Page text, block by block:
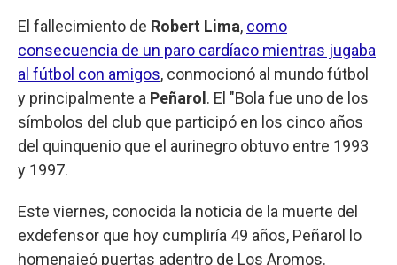
El fallecimiento de Robert Lima, como
consecuencia de un paro cardíaco mientras jugaba
al fútbol con amigos, conmocionó al mundo fútbol
y principalmente a Peñarol . El "Bola fue uno de los
símbolos del club que participó en los cinco años
del quinquenio que el aurinegro obtuvo entre 1993
y 1997.
Este viernes, conocida la noticia de la muerte del
exdefensor que hoy cumpliría 49 años, Peñarol lo
homenajeó puertas adentro de Los Aromos.